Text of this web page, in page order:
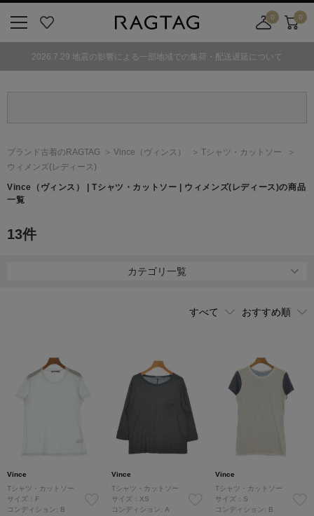
気
0
舗
カ
ト
0
2026.7.29 地震の影響による一部地域での集荷・配送遅延について
ブランド古着のRAGTAG Vince （ヴィンス）
Tシャツ・カットソー
ウィメンズ(レディース)
Vince （ヴィンス）
| Tシャツ・カットソー | ウィメンズ(レディース)の商品
一覧
13件
カテゴリ一覧
Vince
Tシャツ・カットソー
サイズ：F
コンディション: B
Vince
Tシャツ・カットソー
サイズ：XS
コンディション: A
Vince
Tシャツ・カットソー
サイズ：S
コンディション: B